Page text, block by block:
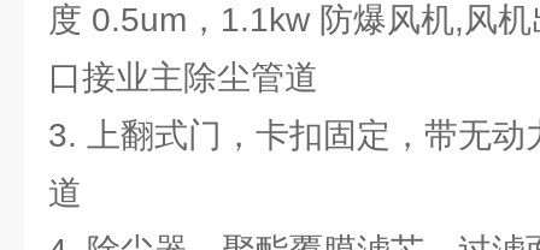
度 0.5um，1.1kw 防爆风机,风机
口接业主除尘管道
3. 上翻式门，卡扣固定，带无动
道